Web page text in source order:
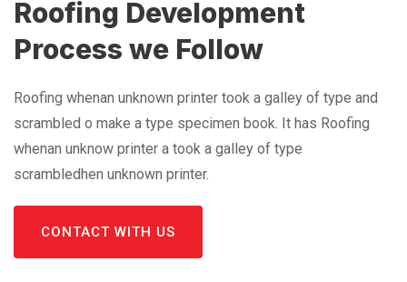
Roofing Development
Process we Follow
Roofing whenan unknown printer took a galley of type and
scrambled o make a type specimen book. It has Roofing
whenan unknow printer a took a galley of type
scrambledhen unknown printer.
CONTACT WITH US